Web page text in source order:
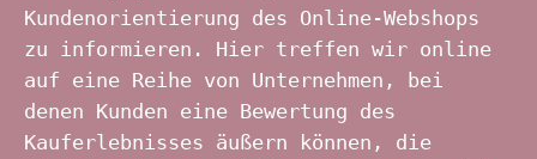
Kundenorientierung des Online-Webshops
zu informieren. Hier treffen wir online
auf eine Reihe von Unternehmen, bei
denen Kunden eine Bewertung des
Kauferlebnisses äußern können, die